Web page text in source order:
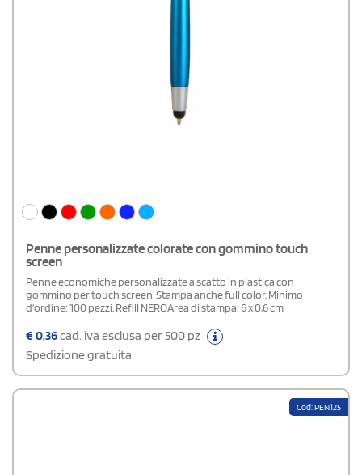
Penne personalizzate colorate con gommino touch
screen
Penne economiche personalizzate a scatto in plastica con
gommino per touch screen. Stampa anche full color. Minimo
d'ordine: 100 pezzi. Refill NEROArea di stampa: 6 x 0,6 cm
€0,36cad. iva esclusa per 500 pz
Spedizione gratuita
Cod: PEN125